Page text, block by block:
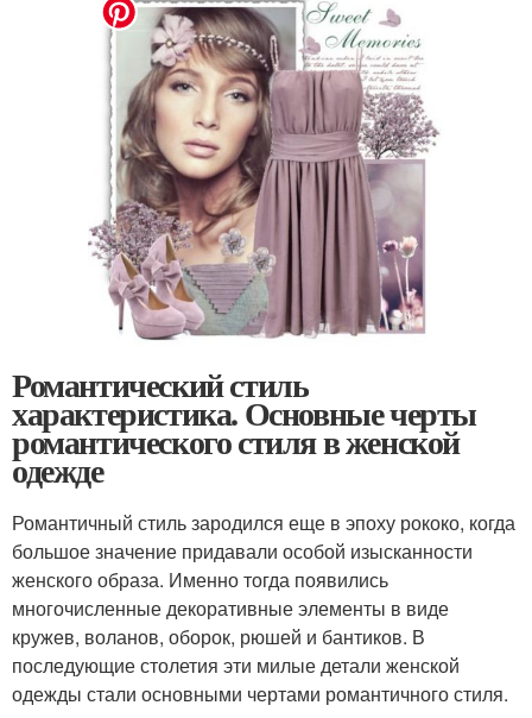
Романтический стиль
характеристика. Основные черты
романтического стиля в женской
одежде
Романтичный стиль зародился еще в эпоху рококо, когда
большое значение придавали особой изысканности
женского образа. Именно тогда появились
многочисленные декоративные элементы в виде
кружев, воланов, оборок, рюшей и бантиков. В
последующие столетия эти милые детали женской
одежды стали основными чертами романтичного стиля.